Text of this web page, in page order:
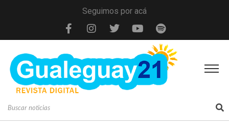
Seguimos por acá